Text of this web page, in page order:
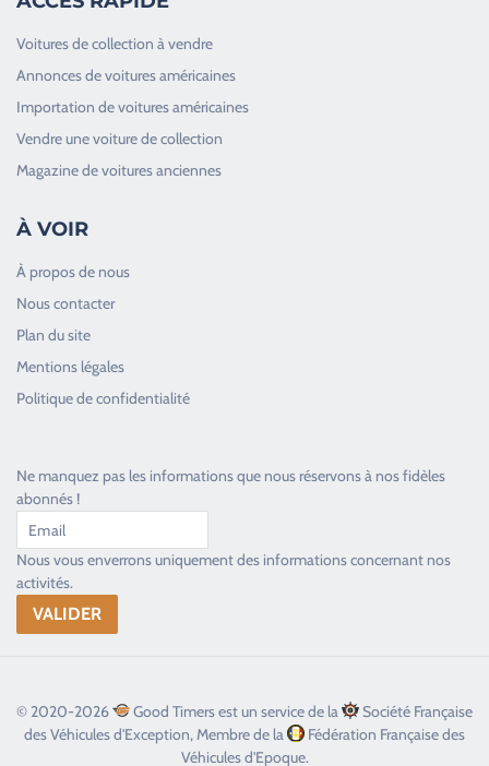
Voitures de collection à vendre
Annonces de voitures américaines
Importation de voitures américaines
Vendre une voiture de collection
Magazine de voitures anciennes
À VOIR
À propos de nous
Nous contacter
Plan du site
Mentions légales
Politique de confidentialité
Ne manquez pas les informations que nous réservons à nos fidèles
abonnés !
Nous vous enverrons uniquement des informations concernant nos
activités.
© 2020-2026 Good Timers est un service de la
Société Française
des Véhicules d'Exception, Membre de la
Fédération Française des
Véhicules d'Epoque.
Toujours heureux d'aider les passionnés